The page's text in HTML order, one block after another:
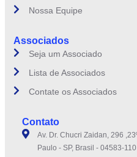
Nossa Equipe
Associados
Seja um Associado
Lista de Associados
Contate os Associados
Contato
Av. Dr. Chucri Zaidan, 296
Paulo - SP, Brasil - 04583-110